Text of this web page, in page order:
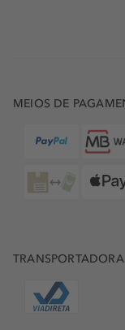
MEIOS DE
TRANSPORTADORA